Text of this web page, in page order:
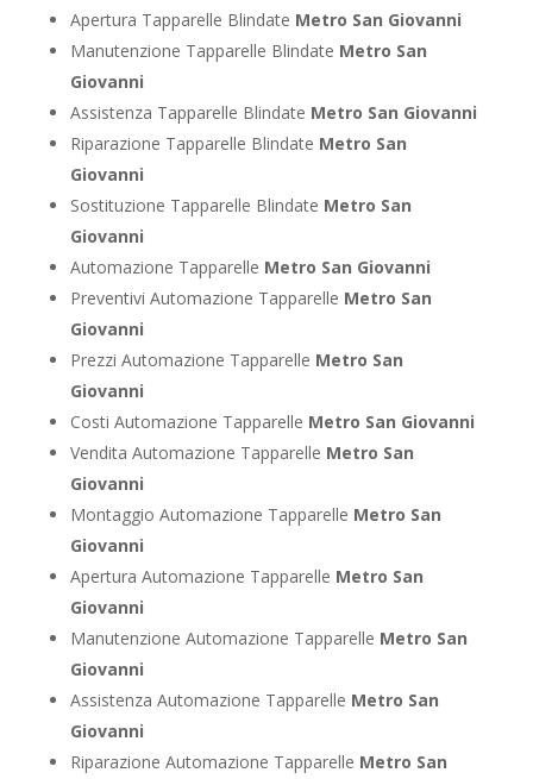
Apertura Tapparelle Blindate Metro San Giovanni
Manutenzione Tapparelle Blindate Metro San
Giovanni
Assistenza Tapparelle Blindate Metro San Giovanni
Riparazione Tapparelle Blindate Metro San
Giovanni
Sostituzione Tapparelle Blindate Metro San
Giovanni
Automazione Tapparelle Metro San Giovanni
Preventivi Automazione Tapparelle Metro San
Giovanni
Prezzi Automazione Tapparelle Metro San
Giovanni
Costi Automazione Tapparelle Metro San Giovanni
Vendita Automazione Tapparelle Metro San
Giovanni
Montaggio Automazione Tapparelle Metro San
Giovanni
Apertura Automazione Tapparelle Metro San
Giovanni
Manutenzione Automazione Tapparelle Metro San
Giovanni
Assistenza Automazione Tapparelle Metro San
Giovanni
Riparazione Automazione Tapparelle Metro San